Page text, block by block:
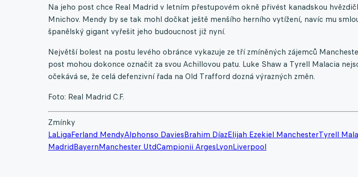
Na jeho post chce Real Madrid v letním přestupovém okně přivést kanadskou
Mnichov. Mendy by se tak mohl dočkat ještě menšího herního vytížení, navíc mu
španělský gigant vyřešit jeho budoucnost již nyní.
Největší bolest na postu levého obránce vykazuje ze tří zmíněných zájemců
post mohou dokonce označit za svou Achillovou patu. Luke Shaw a Tyrell Malacia
očekává se, že celá defenzivní řada na Old Trafford dozná výrazných změn.
Foto: Real Madrid C.F.
Zmínky
LaLigaFerland MendyAlphonso DaviesBrahim DíazElijah Ezekiel ManchesterTyrell
MadridBayernManchester UtdCampionii ArgesLyonLiverpool